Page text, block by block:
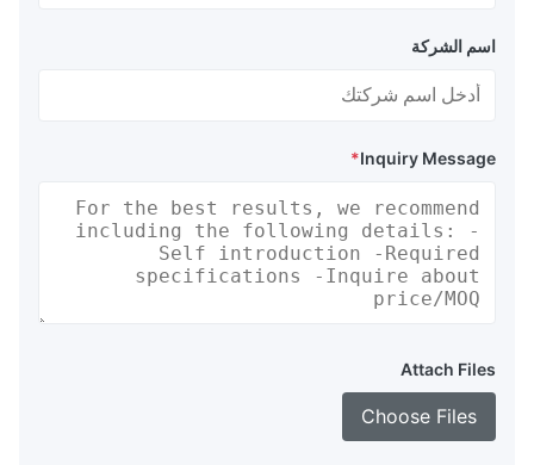
اسم الشركة
Inquiry Message
*
Attach Files
Choose Files